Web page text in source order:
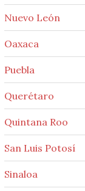
Nuevo León
Oaxaca
Puebla
Querétaro
Quintana Roo
San Luis Potosí
Sinaloa